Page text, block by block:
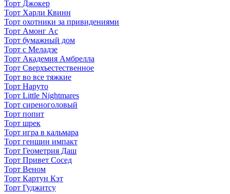
Торт Джокер
Торт Харли Квинн
Торт охотники за привидениями
Торт Амонг Ас
Торт бумажный дом
Торт с Меладзе
Торт Академия Амбрелла
Торт Сверхъестественное
Торт во все тяжкие
Торт Наруто
Торт Little Nightmares
Торт сиреноголовый
Торт попит
Торт шрек
Торт игра в кальмара
Торт геншин импакт
Торт Геометрия Даш
Торт Привет Сосед
Торт Веном
Торт Картун Кэт
Торт Гуджитсу